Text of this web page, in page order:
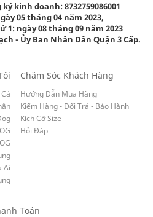
kinh doanh: 8732759086001
05 tháng 04 năm 2023,
ngày 08 tháng 09 năm 2023
- Ủy Ban Nhân Dân Quận 3 Cấp.
Ai
Chăm Sóc Khách Hàng
Hướng Dẫn Mua Hàng
Kiểm Hàng - Đổi Trả - Bảo Hành
Kích Cỡ Size
Hỏi Đáp
Toán